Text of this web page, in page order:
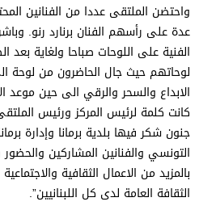
واحتضن الملتقى عددا من الفنانين
عدة على رأسهم الفنان برنارد رنو.
الفنية على اللوحات صباحا ولغاية بعد
لوحاتهم حيث جال الحاضرون من لوحة
الابداع والسحر والرقي الى حين موعد
كانت كلمة لرئيس المركز ورئيس
جنون شكر فيها بلدية برمانا وإدارة
التونسي والفنانين المشاركين
بالمزيد من الاعمال الثقافية
الثقافة العامة لدى كل اللبنانيين”.